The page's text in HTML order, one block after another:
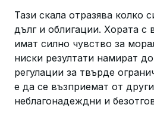
Тази скала отразява колко
дълг и облигации. Хората с
имат силно чувство за
ниски резултати намират
регулации за твърде
е да се възприемат от
неблагонадеждни и